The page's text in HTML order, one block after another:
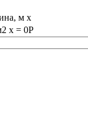
м x
x = 0Р